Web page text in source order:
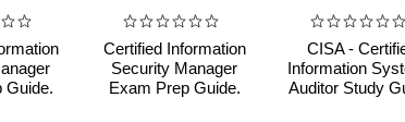
Guide.
Certified Information
Security Manager
Exam Prep Guide.
CISA -
Information
Auditor Study